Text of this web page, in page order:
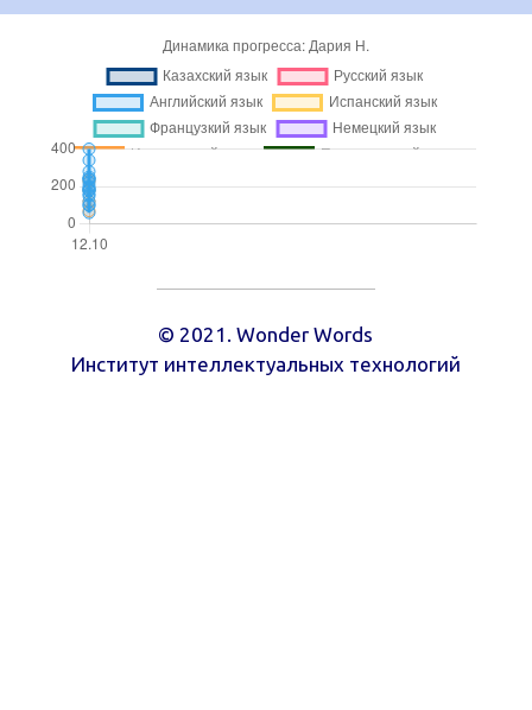
© 2021. Wonder Words
Институт интеллектуальных технологий